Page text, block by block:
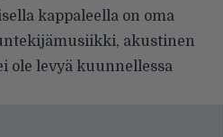
kap­paleella on oma
akustinen
levyä kuunnellessa